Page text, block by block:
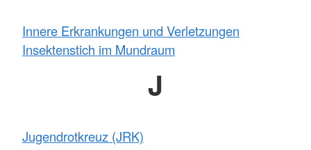
Innere Erkrankungen und Verletzungen
Insektenstich im Mundraum
J
Jugendrotkreuz (JRK)